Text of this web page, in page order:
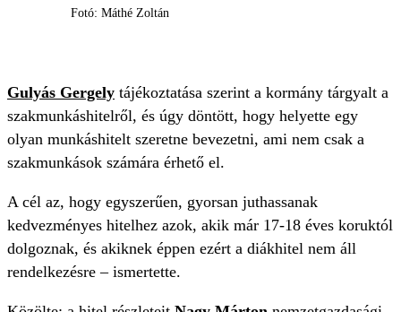
Fotó: Máthé Zoltán
Gulyás Gergely tájékoztatása szerint a kormány tárgyalt a
szakmunkáshitelről, és úgy döntött, hogy helyette egy
olyan munkáshitelt szeretne bevezetni, ami nem csak a
szakmunkások számára érhető el.
A cél az, hogy egyszerűen, gyorsan juthassanak
kedvezményes hitelhez azok, akik már 17-18 éves koruktól
dolgoznak, és akiknek éppen ezért a diákhitel nem áll
rendelkezésre – ismertette.